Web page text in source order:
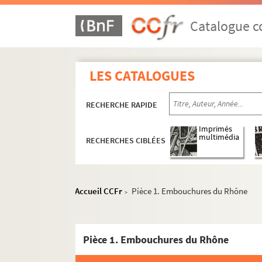
Catalogue
LES CATALOGUES
RECHERCHE RAPIDE
RECHERCHES CIBLÉES
Imprimés
multimédia
Accueil CCFr > Pièce 1. Embouchures du Rhône
Pièce 1. Embouchures du Rhône
2 SUPPLÉMENT